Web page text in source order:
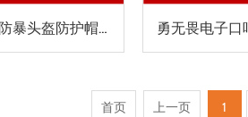
勇无畏法式防爆防暴头盔防护帽直面带面罩安保执勤防护巡逻头盔
首页 上一页 1